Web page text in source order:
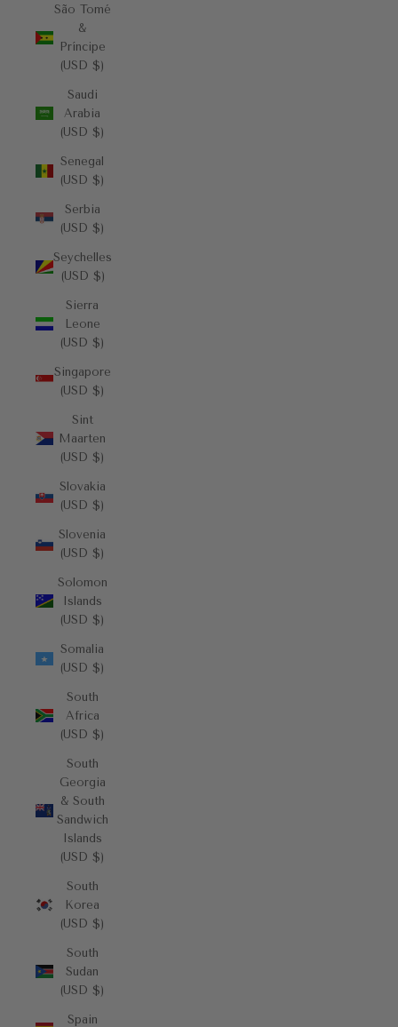
São Tomé
&
Príncipe
(USD $)
Saudi
Arabia
(USD $)
Senegal
(USD $)
Serbia
(USD $)
Seychelles
(USD $)
Sierra
Leone
(USD $)
Singapore
(USD $)
Sint
Maarten
(USD $)
Slovakia
(USD $)
Slovenia
(USD $)
Solomon
Islands
(USD $)
Somalia
(USD $)
South
Africa
(USD $)
South
Georgia
& South
Sandwich
Islands
(USD $)
South
Korea
(USD $)
South
Sudan
(USD $)
Spain